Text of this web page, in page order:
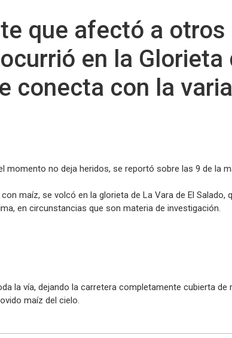
que afectó a otros
en la Glorieta
conecta con la
momento no deja heridos, se reportó sobre las 9 de la
maíz, se volcó en la glorieta de La Vara de El Salado,
en circunstancias que son materia de investigación.
la vía, dejando la carretera completamente cubierta de
maíz del cielo.